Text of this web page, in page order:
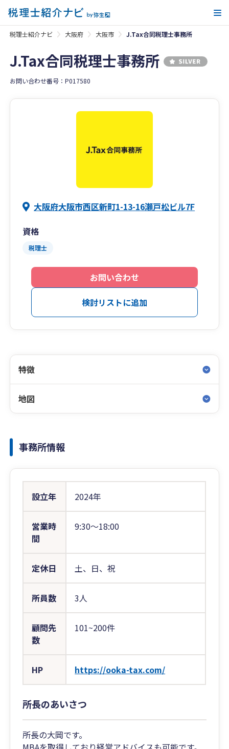
税理士紹介ナビ 大阪府 大阪市 J.Tax合同税理士事務所
J.Tax合同税理士事務所
お問い合わせ番号：P017580
大阪府大阪市西区新町1-13-16瀬戸松ビル7F
資格
税理士
お問い合わせ
検討リストに追加
特徴
地図
事務所情報
設立年 2024年
営業時
間
9:30〜18:00
定休日 土、日、祝
所員数 3人
顧問先
数
101~200件
HP https://ooka-tax.com/
所長のあいさつ
所長の大岡です。